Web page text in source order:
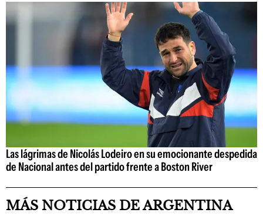
Las lágrimas de Nicolás Lodeiro en su emocionante despedida
de Nacional antes del partido frente a Boston River
MÁS NOTICIAS DE ARGENTINA